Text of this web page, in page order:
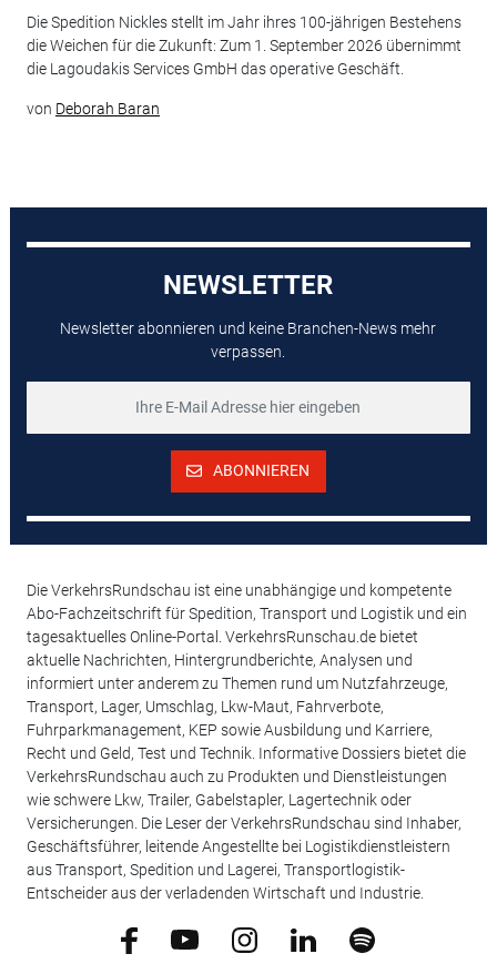
Die Spedition Nickles stellt im Jahr ihres 100-jährigen Bestehens
die Weichen für die Zukunft: Zum 1. September 2026 übernimmt
die Lagoudakis Services GmbH das operative Geschäft.
von Deborah Baran
NEWSLETTER
Newsletter abonnieren und keine Branchen-News mehr
verpassen.
ABONNIEREN
Die VerkehrsRundschau ist eine unabhängige und kompetente
Abo-Fachzeitschrift für Spedition, Transport und Logistik und ein
tagesaktuelles Online-Portal. VerkehrsRunschau.de bietet
aktuelle Nachrichten, Hintergrundberichte, Analysen und
informiert unter anderem zu Themen rund um Nutzfahrzeuge,
Transport, Lager, Umschlag, Lkw-Maut, Fahrverbote,
Fuhrparkmanagement, KEP sowie Ausbildung und Karriere,
Recht und Geld, Test und Technik. Informative Dossiers bietet die
VerkehrsRundschau auch zu Produkten und Dienstleistungen
wie schwere Lkw, Trailer, Gabelstapler, Lagertechnik oder
Versicherungen. Die Leser der VerkehrsRundschau sind Inhaber,
Geschäftsführer, leitende Angestellte bei Logistikdienstleistern
aus Transport, Spedition und Lagerei, Transportlogistik-
Entscheider aus der verladenden Wirtschaft und Industrie.